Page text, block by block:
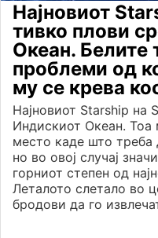
Најновиот
тивко плови
Океан. Белите
проблеми од
му се крева
Најновиот Starship на
Индискиот Океан. Тоа
место каде што треба
но во овој случај
горниот степен од
Леталото слетало во
бродови да го